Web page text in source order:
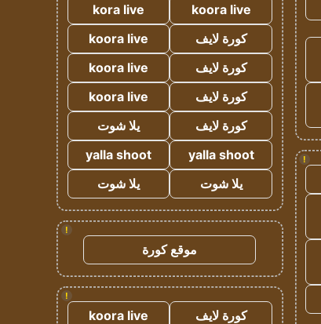
!
koora live
kora live
كورة لايف
koora live
كورة لايف
koora live
كورة لايف
koora live
كورة لايف
يلا شوت
yalla shoot
yalla shoot
يلا شوت
يلا شوت
!
موقع كورة
!
كورة لايف
koora live